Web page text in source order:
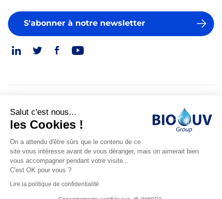
S'abonner à notre newsletter
Mentions légales
Made
by
Salut c'est nous...
les Cookies !
On a attendu d'être sûrs que le contenu de ce
site vous intéresse avant de vous déranger, mais on aimerait bien
vous accompagner pendant votre visite...
C'est OK pour vous ?
Lire la politique de confidentialité